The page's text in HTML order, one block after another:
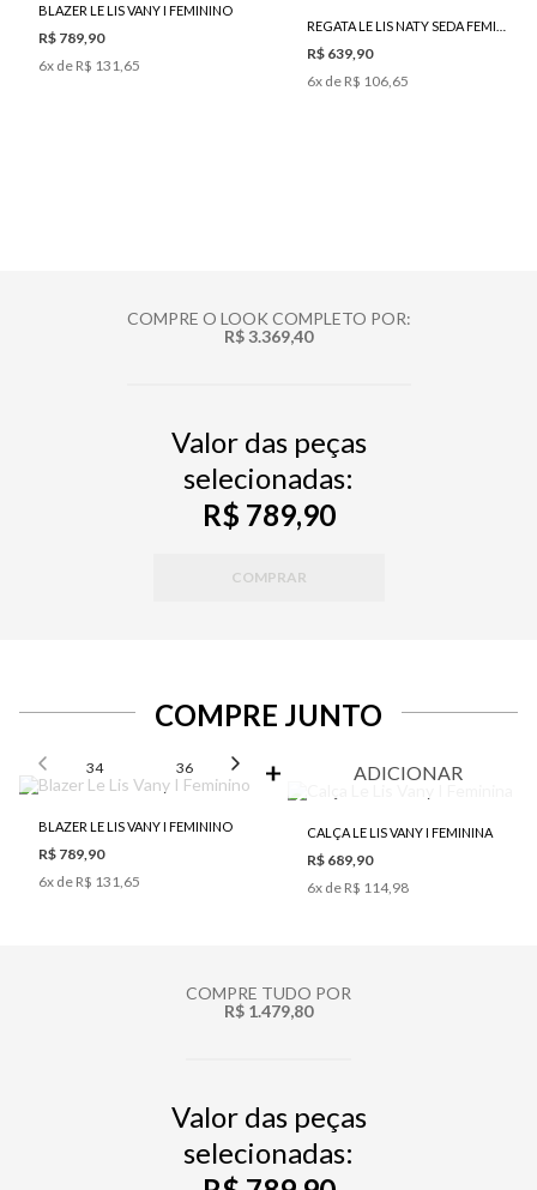
BLAZER LE LIS VANY I FEMININO
R$ 789,90
6x de R$ 131,65
R$ 639,90
6x de R$ 106,65
COMPRE O LOOK COMPLETO POR:
R$ 3.369,40
Valor das peças
selecionadas:
R$ 789,90
COMPRAR
COMPRE JUNTO
34 36 38 40 42
BLAZER LE LIS VANY I FEMININO
R$ 789,90
6x de R$ 131,65
ADICIONAR
CALÇA LE LIS VANY I FEMININA
R$ 689,90
6x de R$ 114,98
COMPRE TUDO POR
R$ 1.479,80
Valor das peças
selecionadas: